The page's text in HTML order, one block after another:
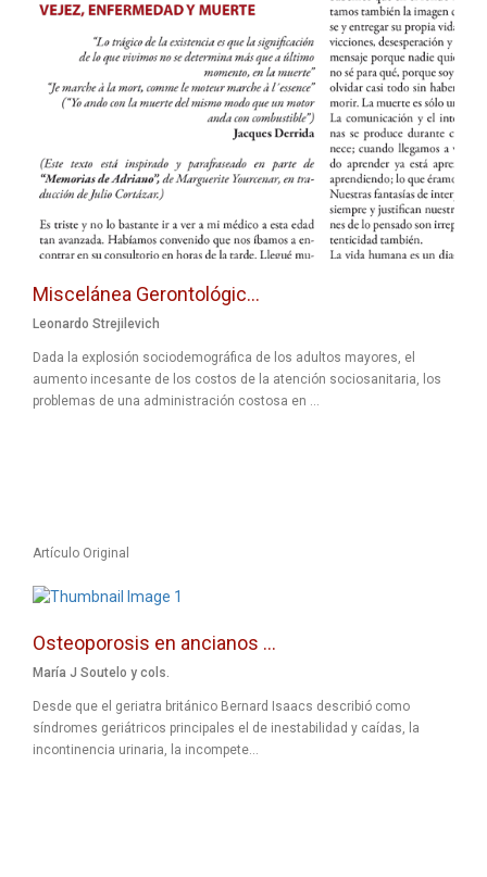
Miscelánea Gerontológic...
Leonardo Strejilevich
Dada la explosión sociodemográfica de los adultos mayores, el
aumento incesante de los costos de la atención sociosanitaria, los
problemas de una administración costosa en ...
Artículo Original
Osteoporosis en ancianos ...
María J Soutelo y cols.
Desde que el geriatra británico Bernard Isaacs describió como
síndromes geriátricos principales el de inestabilidad y caídas, la
incontinencia urinaria, la incompete...